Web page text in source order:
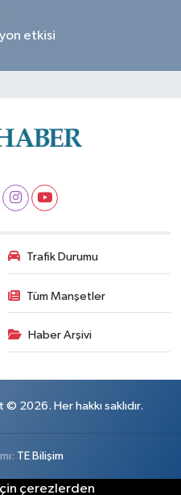
etkisi
Trafik Durumu
Tüm Manşetler
Haber Arşivi
2026. Her hakkı saklıdır.
TE Bilişim
çerezlerden